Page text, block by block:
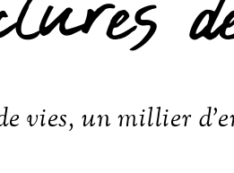
vies, un millier